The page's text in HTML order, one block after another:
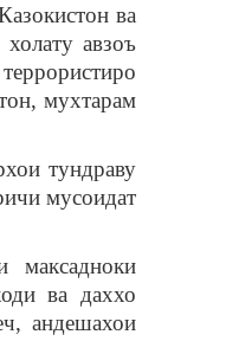
ва
авзоъ
мухтарам
тундраву
мусоидат
максадноки
ва даххо
андешахои